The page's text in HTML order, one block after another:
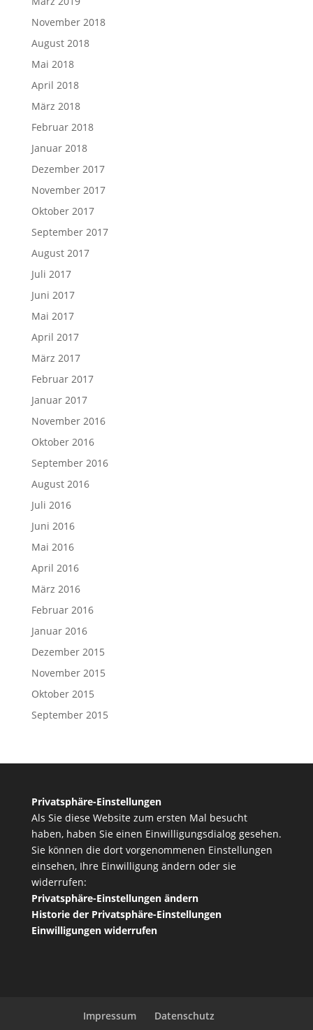
November 2018
August 2018
Mai 2018
April 2018
März 2018
Februar 2018
Januar 2018
Dezember 2017
November 2017
Oktober 2017
September 2017
August 2017
Juli 2017
Juni 2017
Mai 2017
April 2017
März 2017
Februar 2017
Januar 2017
November 2016
Oktober 2016
September 2016
August 2016
Juli 2016
Juni 2016
Mai 2016
April 2016
März 2016
Februar 2016
Januar 2016
Dezember 2015
November 2015
Oktober 2015
September 2015
Privatsphäre-Einstellungen
Als Sie diese Website zum ersten Mal besucht
haben, haben Sie einen Einwilligungsdialog gesehen.
Sie können die dort vorgenommenen Einstellungen
einsehen, Ihre Einwilligung ändern oder sie
widerrufen:
Privatsphäre-Einstellungen ändern
Historie der Privatsphäre-Einstellungen
Einwilligungen widerrufen
Impressum Datenschutz